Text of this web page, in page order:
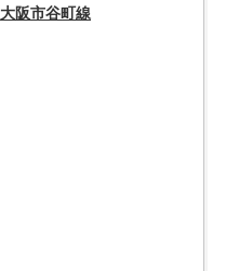
大阪市谷町線